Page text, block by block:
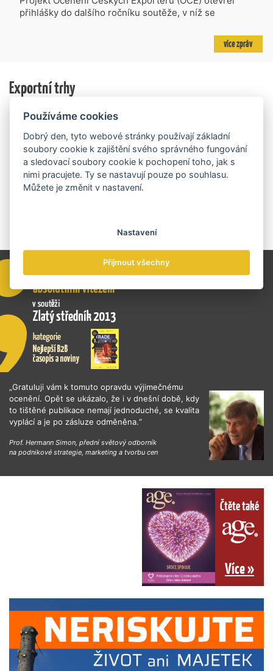
mld. Kč. Částkou 630 mil. Kč bude podpořeno čtyřicet
nejlépe hodnocených projektů zaměřených na
výzkum v oblasti umělé inteligence a její aplikace do
podnikových procesů a do vývoje nových produktů na
na přípravě rozpočtu na rok 2027.
přihlášky do dalšího ročníku soutěže, v níž se
Projekt dlouhodobě vyzdvihuje, podporuje a oceňuje
podniky, které úspěšně prosazují své produkty a
ekonomické výsledky, ale také silný podnikatelský
příběh.
více zpráv
Exportní trhy
„Gratuluji vám k tomuto opravdu výjimečnému
ocenění. Opět se ukázalo, že i v dnešní době, kdy
to tištěné publikace nemají jednoduché, se kvalita
vyplácí a je po zásluze odměněna.“
Prof. Hermann Simon, přední světový odborník
na podnikové strategie, marketing a tvorbu cen
Čtěte také
Více »
Používáme cookies
Dobrý den, tyto webové stránky používají základní
soubory cookie k zajištění svého správného fungování
a sledovací soubory cookie k pochopení toho, jak s
nimi pracujete. Ty se nastavují pouze po souhlasu.
Můžete je změnit v nastavení.
Nastavení
Přijmout všechny